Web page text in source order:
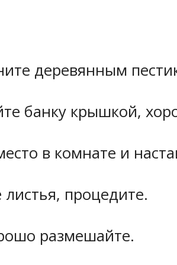
деревянным
банку крышкой,
в комнате и
процедите.
размешайте.